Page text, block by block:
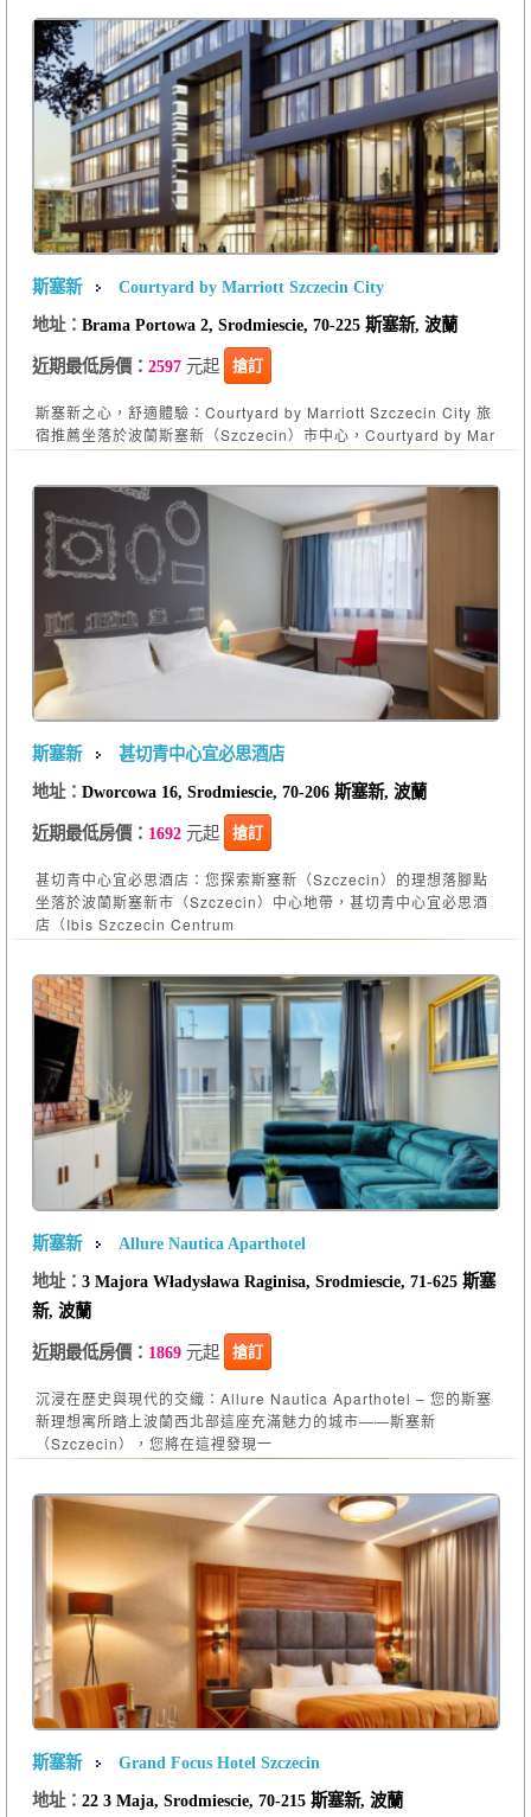
斯塞新
Courtyard by Marriott Szczecin City
地址： Brama Portowa 2, Srodmiescie, 70-225 斯塞新, 波蘭
近期最低房價： 2597元起 搶訂
斯塞新之心，舒適體驗：Courtyard by Marriott Szczecin City 旅
宿推薦坐落於波蘭斯塞新（Szczecin）市中心，Courtyard by Mar
斯塞新
甚切青中心宜必思酒店
地址： Dworcowa 16, Srodmiescie, 70-206 斯塞新, 波蘭
近期最低房價： 1692元起 搶訂
甚切青中心宜必思酒店：您探索斯塞新（Szczecin）的理想落腳點
坐落於波蘭斯塞新市（Szczecin）中心地帶，甚切青中心宜必思酒
店（Ibis Szczecin Centrum
斯塞新
Allure Nautica Aparthotel
地址： 3 Majora Władysława Raginisa, Srodmiescie, 71-625 斯塞
新, 波蘭
近期最低房價： 1869元起 搶訂
沉浸在歷史與現代的交織：Allure Nautica Aparthotel – 您的斯塞
新理想寓所踏上波蘭西北部這座充滿魅力的城市——斯塞新
（Szczecin），您將在這裡發現一
斯塞新
Grand Focus Hotel Szczecin
地址： 22 3 Maja, Srodmiescie, 70-215 斯塞新, 波蘭